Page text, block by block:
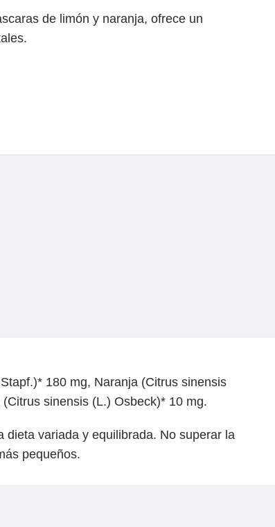
de limón y naranja, ofrece un
180 mg, Naranja (Citrus sinensis
sinensis (L.) Osbeck)* 10 mg.
variada y equilibrada. No superar la
pequeños.